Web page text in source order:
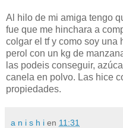
Al hilo de mi amiga tengo
fue que me hinchara a
colgar el tf y como soy una
perol con un kg de
las podeis conseguir,
canela en polvo. Las hice
propiedades.
a n i s h i en 11:31